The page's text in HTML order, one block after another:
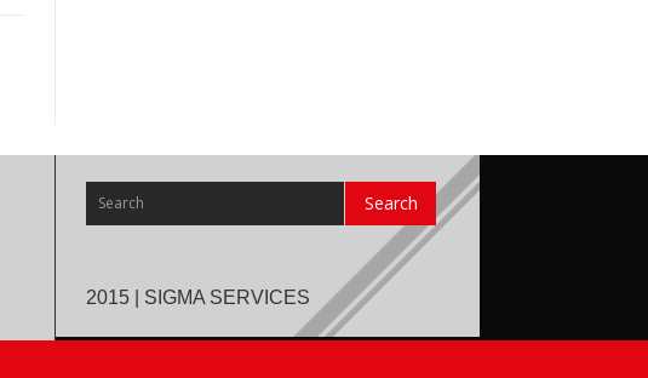
2015 | SIGMA SERVICES